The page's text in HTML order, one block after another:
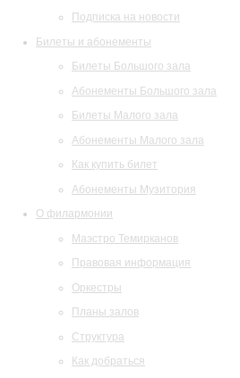
Подписка на новости
Билеты и абонементы
Билеты Большого зала
Абонементы Большого зала
Билеты Малого зала
Абонементы Малого зала
Как купить билет
Абонементы Музитория
О филармонии
Маэстро Темирканов
Правовая информация
Оркестры
Планы залов
Структура
Как добраться